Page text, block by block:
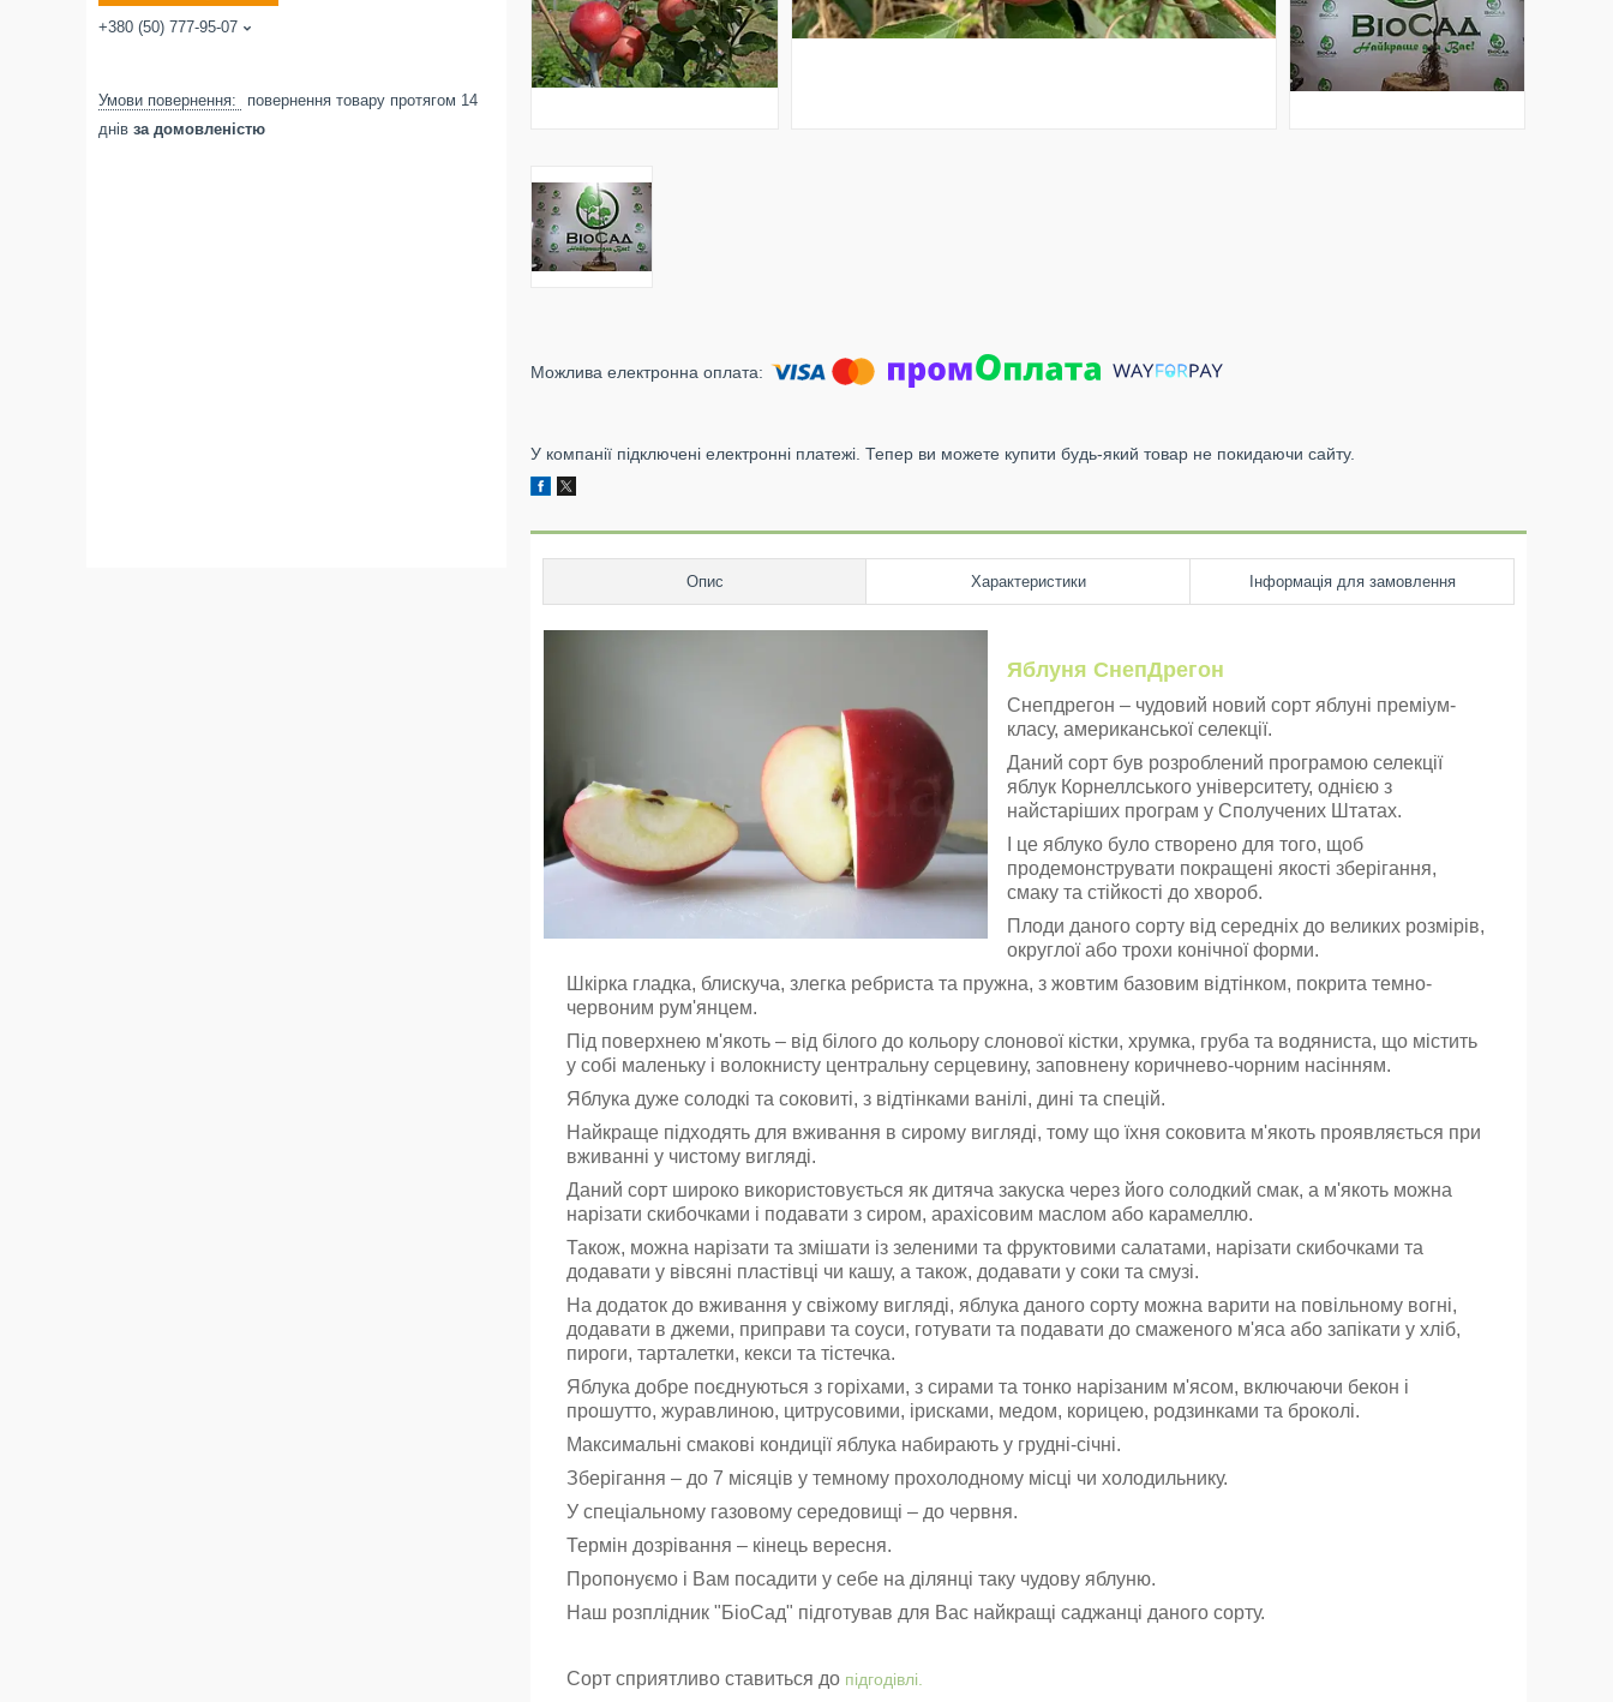
У компанії підключені електронні платежі. Тепер ви можете купити будь-який товар не покидаючи сайту.
Опис Характеристики Інформація для замовлення
Яблуня СнепДрегон
Снепдрегон – чудовий новий сорт яблуні преміум-
класу, американської селекції.
Даний сорт був розроблений програмою селекції
яблук Корнеллського університету, однією з
найстаріших програм у Сполучених Штатах.
І це яблуко було створено для того, щоб
продемонструвати покращені якості зберігання,
смаку та стійкості до хвороб.
Плоди даного сорту від середніх до великих розмірів,
округлої або трохи конічної форми.
Шкірка гладка, блискуча, злегка ребриста та пружна, з жовтим базовим відтінком, покрита темно-
червоним рум'янцем.
Під поверхнею м'якоть – від білого до кольору слонової кістки, хрумка, груба та водяниста, що містить
у собі маленьку і волокнисту центральну серцевину, заповнену коричнево-чорним насінням.
Яблука дуже солодкі та соковиті, з відтінками ванілі, дині та спецій.
Найкраще підходять для вживання в сирому вигляді, тому що їхня соковита м'якоть проявляється при
вживанні у чистому вигляді.
Даний сорт широко використовується як дитяча закуска через його солодкий смак, а м'якоть можна
нарізати скибочками і подавати з сиром, арахісовим маслом або карамеллю.
Також, можна нарізати та змішати із зеленими та фруктовими салатами, нарізати скибочками та
додавати у вівсяні пластівці чи кашу, а також, додавати у соки та смузі.
На додаток до вживання у свіжому вигляді, яблука даного сорту можна варити на повільному вогні,
додавати в джеми, приправи та соуси, готувати та подавати до смаженого м'яса або запікати у хліб,
пироги, тарталетки, кекси та тістечка.
Яблука добре поєднуються з горіхами, з сирами та тонко нарізаним м'ясом, включаючи бекон і
прошутто, журавлиною, цитрусовими, ірисками, медом, корицею, родзинками та броколі.
Максимальні смакові кондиції яблука набирають у грудні-січні.
Зберігання – до 7 місяців у темному прохолодному місці чи холодильнику.
У спеціальному газовому середовищі – до червня.
Термін дозрівання – кінець вересня.
Пропонуємо і Вам посадити у себе на ділянці таку чудову яблуню.
Наш розплідник "БіоСад" підготував для Вас найкращі саджанці даного сорту.
Сорт сприятливо ставиться до підгодівлі.
+380 (50) 777-95-07
повернення товару протягом 14
днів за домовленістю